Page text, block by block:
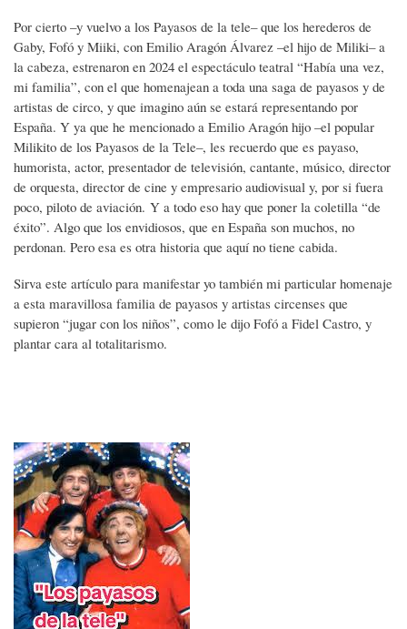
Por cierto –y vuelvo a los Payasos de la tele– que los herederos de
Gaby, Fofó y Miiki, con Emilio Aragón Álvarez –el hijo de Miliki– a
la cabeza, estrenaron en 2024 el espectáculo teatral “Había una vez,
mi familia”, con el que homenajean a toda una saga de payasos y de
artistas de circo, y que imagino aún se estará representando por
España. Y ya que he mencionado a Emilio Aragón hijo –el popular
Milikito de los Payasos de la Tele–, les recuerdo que es payaso,
humorista, actor, presentador de televisión, cantante, músico, director
de orquesta, director de cine y empresario audiovisual y, por si fuera
poco, piloto de aviación. Y a todo eso hay que poner la coletilla “de
éxito”. Algo que los envidiosos, que en España son muchos, no
perdonan. Pero esa es otra historia que aquí no tiene cabida.
Sirva este artículo para manifestar yo también mi particular homenaje
a esta maravillosa familia de payasos y artistas circenses que
supieron “jugar con los niños”, como le dijo Fofó a Fidel Castro, y
plantar cara al totalitarismo.
Imagen